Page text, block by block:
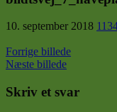
10. september 2018
Forrige billede
Næste billede
Skriv et svar